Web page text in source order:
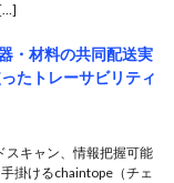
・材料の共同配送実
たトレーサビリティ
スキャン、情報把握可能
掛けるchaintope（チェ